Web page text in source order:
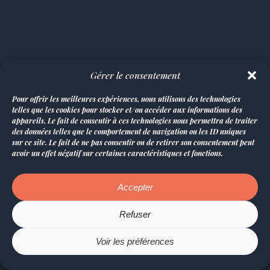
Gérer le consentement
Pour offrir les meilleures expériences, nous utilisons des technologies
telles que les cookies pour stocker et/ou accéder aux informations des
appareils. Le fait de consentir à ces technologies nous permettra de traiter
des données telles que le comportement de navigation ou les ID uniques
sur ce site. Le fait de ne pas consentir ou de retirer son consentement peut
avoir un effet négatif sur certaines caractéristiques et fonctions.
Accepter
Refuser
Voir les préférences